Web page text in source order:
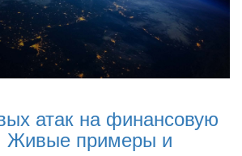
атак на финансовую
Живые примеры и